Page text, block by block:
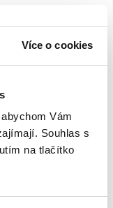
Více o cookies
Vám
Souhlas s
na tlačítko
nej?